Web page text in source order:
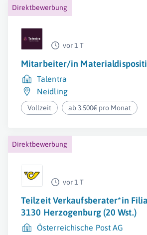
Direktbewerbung
vor 1 T
Mitarbeiter/in
Talentra
Neidling
Vollzeit ab 3.500€ pro Monat
Direktbewerbung
vor 1 T
Teilzeit Verkaufsberater*in
3130 Herzogenburg (20 Wst.)
Österreichische Post AG